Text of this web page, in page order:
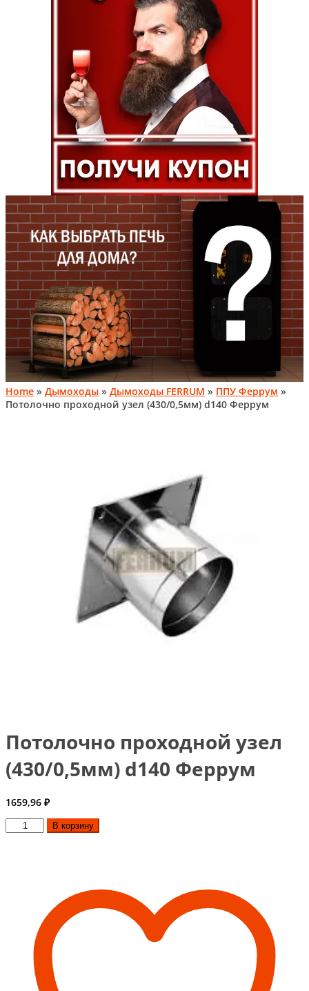
Home » Дымоходы » Дымоходы FERRUM » ППУ Феррум »
Потолочно проходной узел (430/0,5мм) d140 Феррум
Потолочно проходной узел
(430/0,5мм) d140 Феррум
1659,96 ₽
Количество
товара
В корзину